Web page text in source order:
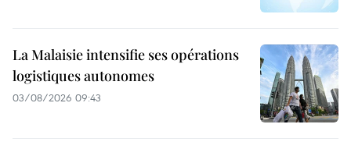
La Malaisie intensifie ses opérations
logistiques autonomes
03/08/2026 09:43